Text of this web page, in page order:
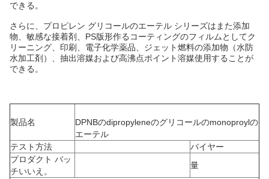
できる。
さらに、プロピレン グリコールのエーテル シリーズはまた添加
物、敏感な接着剤、PS版形作るコーティングのフィルムとしてク
リーニング、印刷、電子化学薬品、ジェット燃料の添加物（水防
水加工剤）、抽出溶媒および高沸点ポイント溶媒使用することが
できる。
製品名
DPNBのdipropyleneのグリコールのmonoproylの
エーテル
テスト方法
バイヤー
プロダクト バッ
チいいえ。
量